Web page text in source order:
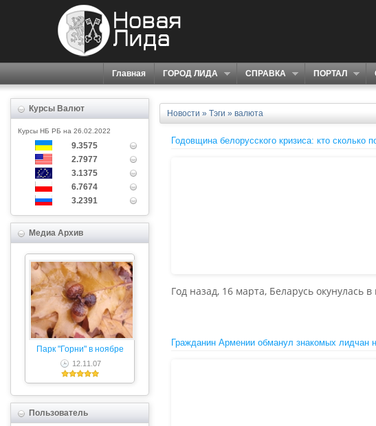
Главная ГОРОД ЛИДА СПРАВКА ПОРТАЛ
Курсы Валют
Курсы НБ РБ на 26.02.2022
9.3575
2.7977
3.1375
6.7674
3.2391
Медиа Архив
Парк "Горни" в ноябре
12.11.07
Пользователь
Новости » Тэги » валюта
Годовщина белорусского кризиса: кто сколько
Год назад, 16 марта, Беларусь окунулась
Гражданин Армении обманул знакомых лидчан